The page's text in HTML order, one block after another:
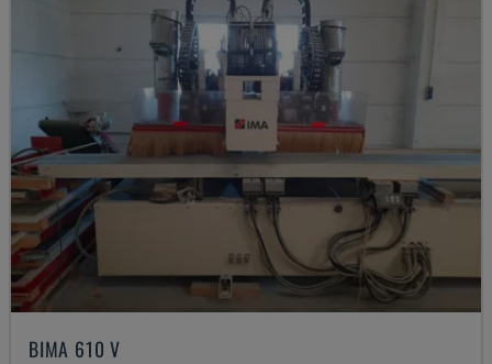
BIMA 610 V